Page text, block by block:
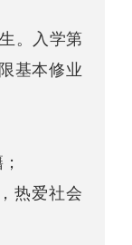
。入学第
基本修业
热爱社会